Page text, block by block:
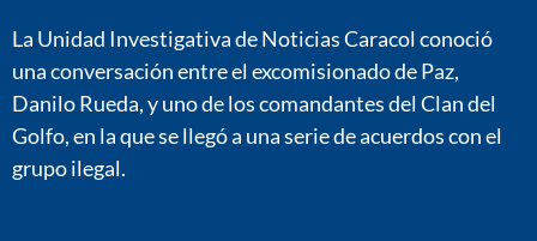
La Unidad Investigativa de Noticias Caracol conoció
una conversación entre el excomisionado de Paz,
Danilo Rueda, y uno de los comandantes del Clan del
Golfo, en la que se llegó a una serie de acuerdos con el
grupo ilegal.